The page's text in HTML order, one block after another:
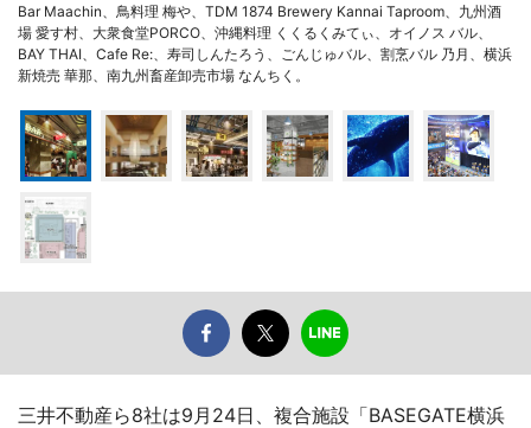
Bar Maachin、鳥料理 梅や、TDM 1874 Brewery Kannai Taproom、九州酒
場 愛す村、大衆食堂PORCO、沖縄料理 くくるくみてぃ、オイノス バル、
BAY THAI、Cafe Re:、寿司しんたろう、ごんじゅバル、割烹バル 乃月、横浜
新焼売 華那、南九州畜産卸売市場 なんちく。
三井不動産ら8社は9月24日、複合施設「BASEGATE横浜